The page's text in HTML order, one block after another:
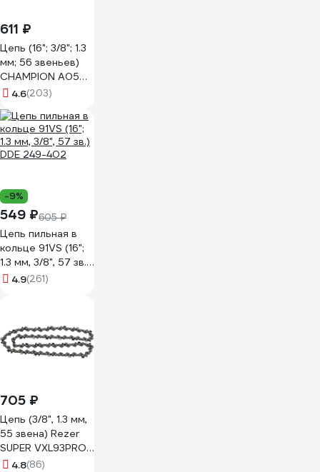
611 ₽
Цепь (16"; 3/8"; 1.3
мм; 56 звеньев)
CHAMPION A050-
VS-56E
4.6(203)
-9%
549 ₽605 ₽
Цепь пильная в
кольце 91VS (16";
1.3 мм, 3/8", 57 зв.)
DDE 249-402
4.9(261)
705 ₽
Цепь (3/8", 1.3 мм,
55 звена) Rezer
SUPER VXL93PRO-
55 03.025.00027
4.8(86)